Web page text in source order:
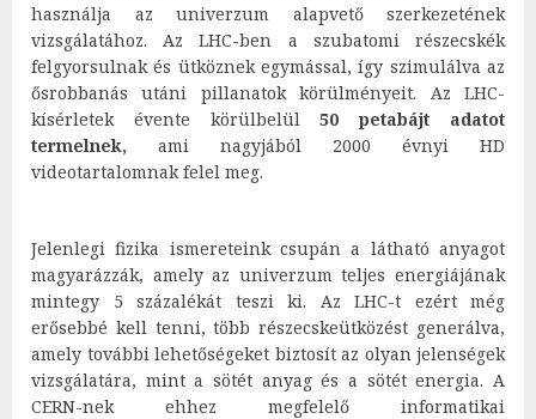
használja az univerzum alapvető szerkezetének
vizsgálatához. Az LHC-ben a szubatomi részecskék
felgyorsulnak és ütköznek egymással, így szimulálva az
ősrobbanás utáni pillanatok körülményeit. Az LHC-
kísérletek évente körülbelül50 petabájt adatot
termelnek, ami nagyjából 2000 évnyi HD
videotartalomnak felel meg.
Jelenlegi fizika ismereteink csupán a látható anyagot
magyarázzák, amely az univerzum teljes energiájának
mintegy 5 százalékát teszi ki. Az LHC-t ezért még
erősebbé kell tenni, több részecskeütközést generálva,
amely további lehetőségeket biztosít az olyan jelenségek
vizsgálatára, mint a sötét anyag és a sötét energia. A
CERN-nek ehhez megfelelő informatikai